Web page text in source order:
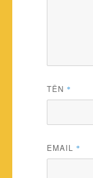
TÊN *
EMAIL *